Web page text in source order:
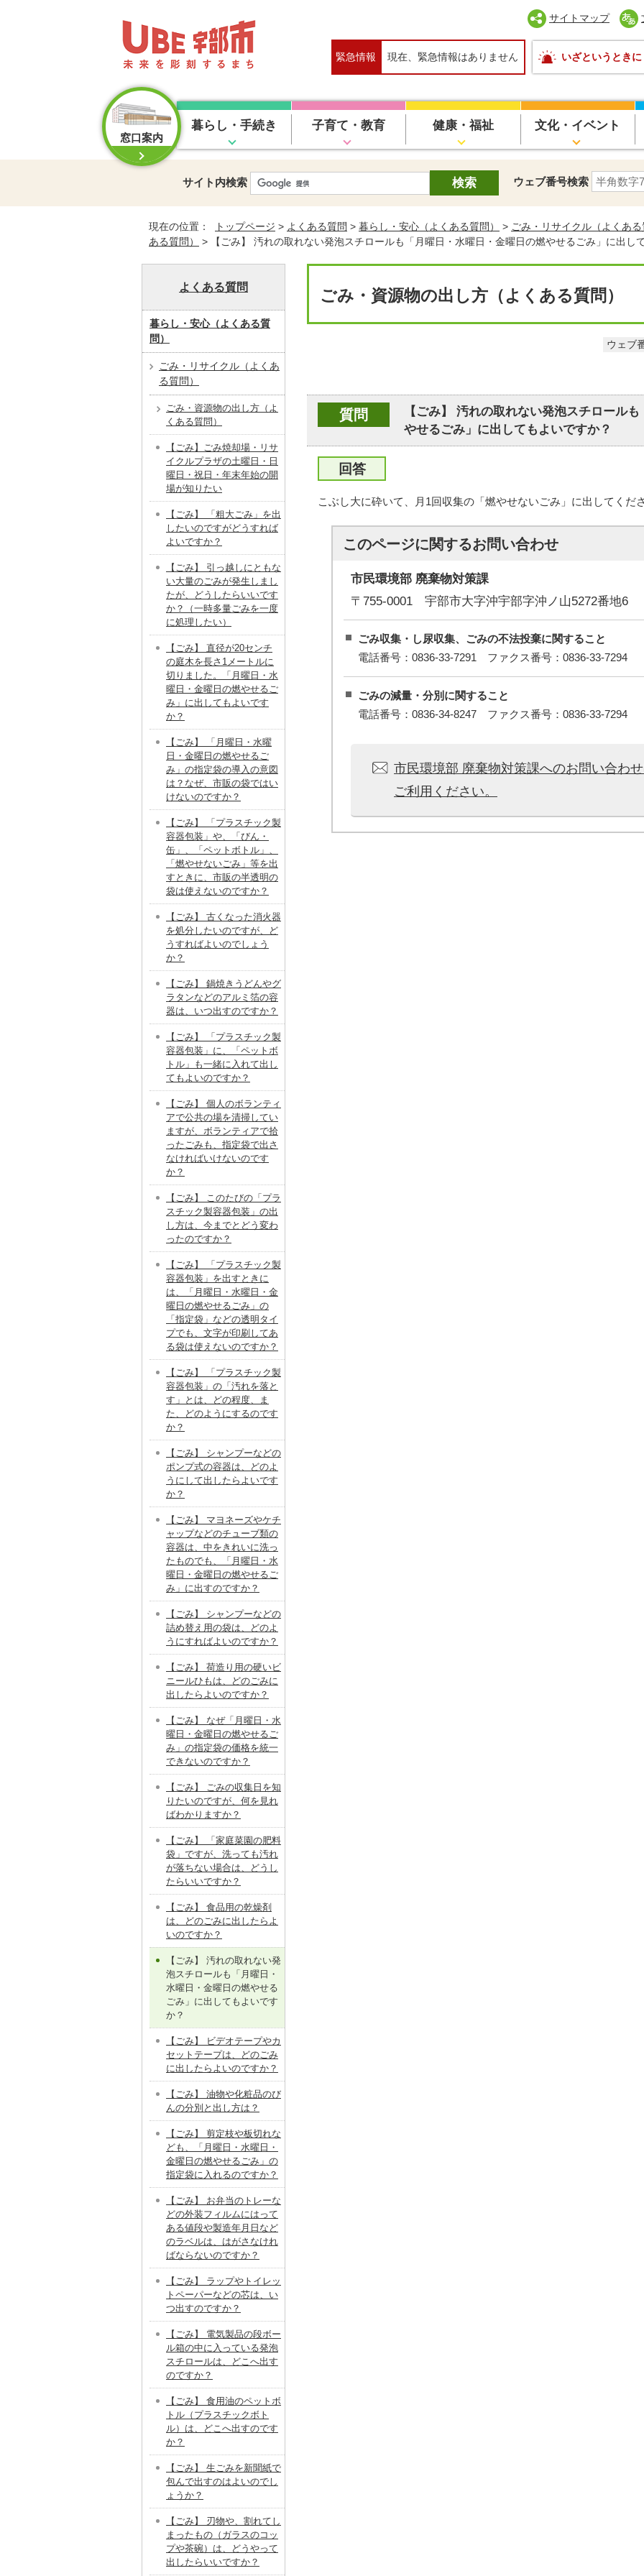
サイトマップ
緊急情報 現在、緊急情報はありません いざというときに
窓口案内
暮らし・手続き 子育て・教育 健康・福祉 文化・イベント
サイト内検索 ウェブ番号検索
現在の位置： トップページ > よくある質問 > 暮らし・安心（よくある質問） > ごみ・リサイクル（よくある
ある質問）
> 【ごみ】 汚れの取れない発泡スチロールも「月曜日・水曜日・金曜日の燃やせるごみ」に出し
ごみ・資源物の出し方（よくある質問）
ウェブ
質問
【ごみ】 汚れの取れない発泡スチロール
やせるごみ」に出してもよいですか？
回答
こぶし大に砕いて、月1回収集の「燃やせないごみ」に出してくださ
このページに関するお問い合わせ
市民環境部 廃棄物対策課
〒755-0001 宇部市大字沖宇部字沖ノ山5272番地6
ごみ収集・し尿収集、ごみの不法投棄に関すること
電話番号：0836-33-7291 ファクス番号：0836-33-7294
ごみの減量・分別に関すること
電話番号：0836-34-8247 ファクス番号：0836-33-7294
市民環境部 廃棄物対策課へのお問い合わ
ご利用ください。
よくある質問
暮らし・安心（よくある質
問）
ごみ・リサイクル（よくあ
る質問）
ごみ・資源物の出し方（よ
くある質問）
【ごみ】ごみ焼却場・リサ
イクルプラザの土曜日・日
曜日・祝日・年末年始の開
場が知りたい
【ごみ】 「粗大ごみ」を出
したいのですがどうすれば
よいですか？
【ごみ】 引っ越しにともな
い大量のごみが発生しまし
たが、どうしたらいいです
か？（一時多量ごみを一度
に処理したい）
【ごみ】 直径が20センチ
の庭木を長さ1メートルに
切りました。「月曜日・水
曜日・金曜日の燃やせるご
み」に出してもよいです
か？
【ごみ】 「月曜日・水曜
日・金曜日の燃やせるご
み」の指定袋の導入の意図
は？なぜ、市販の袋ではい
けないのですか？
【ごみ】 「プラスチック製
容器包装」や、「びん・
缶」、「ペットボトル」、
「燃やせないごみ」等を出
すときに、市販の半透明の
袋は使えないのですか？
【ごみ】 古くなった消火器
を処分したいのですが、ど
うすればよいのでしょう
か？
【ごみ】 鍋焼きうどんやグ
ラタンなどのアルミ箔の容
器は、いつ出すのですか？
【ごみ】 「プラスチック製
容器包装」に、「ペットボ
トル」も一緒に入れて出し
てもよいのですか？
【ごみ】 個人のボランティ
アで公共の場を清掃してい
ますが、ボランティアで拾
ったごみも、指定袋で出さ
なければいけないのです
か？
【ごみ】 このたびの「プラ
スチック製容器包装」の出
し方は、今までとどう変わ
ったのですか？
【ごみ】 「プラスチック製
容器包装」を出すときに
は、「月曜日・水曜日・金
曜日の燃やせるごみ」の
「指定袋」などの透明タイ
プでも、文字が印刷してあ
る袋は使えないのですか？
【ごみ】 「プラスチック製
容器包装」の「汚れを落と
す」とは、どの程度、ま
た、どのようにするのです
か？
【ごみ】 シャンプーなどの
ポンプ式の容器は、どのよ
うにして出したらよいです
か？
【ごみ】 マヨネーズやケチ
ャップなどのチューブ類の
容器は、中をきれいに洗っ
たものでも、「月曜日・水
曜日・金曜日の燃やせるご
み」に出すのですか？
【ごみ】 シャンプーなどの
詰め替え用の袋は、どのよ
うにすればよいのですか？
【ごみ】 荷造り用の硬いビ
ニールひもは、どのごみに
出したらよいのですか？
【ごみ】 なぜ「月曜日・水
曜日・金曜日の燃やせるご
み」の指定袋の価格を統一
できないのですか？
【ごみ】 ごみの収集日を知
りたいのですが、何を見れ
ばわかりますか？
【ごみ】 「家庭菜園の肥料
袋」ですが、洗っても汚れ
が落ちない場合は、どうし
たらいいですか？
【ごみ】 食品用の乾燥剤
は、どのごみに出したらよ
いのですか？
【ごみ】 汚れの取れない発
泡スチロールも「月曜日・
水曜日・金曜日の燃やせる
ごみ」に出してもよいです
か？
【ごみ】 ビデオテープやカ
セットテープは、どのごみ
に出したらよいのですか？
【ごみ】 油物や化粧品のび
んの分別と出し方は？
【ごみ】 剪定枝や板切れな
ども、「月曜日・水曜日・
金曜日の燃やせるごみ」の
指定袋に入れるのですか？
【ごみ】 お弁当のトレーな
どの外装フィルムにはって
ある値段や製造年月日など
のラベルは、はがさなけれ
ばならないのですか？
【ごみ】 ラップやトイレッ
トペーパーなどの芯は、い
つ出すのですか？
【ごみ】 電気製品の段ボー
ル箱の中に入っている発泡
スチロールは、どこへ出す
のですか？
【ごみ】 食用油のペットボ
トル（プラスチックボト
ル）は、どこへ出すのです
か？
【ごみ】 生ごみを新聞紙で
包んで出すのはよいのでし
ょうか？
【ごみ】 刃物や、割れてし
まったもの（ガラスのコッ
プや茶碗）は、どうやって
出したらいいですか？